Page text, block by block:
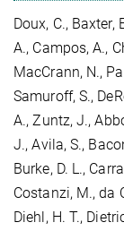
Doux, C., Baxter,
A., Campos, A.,
MacCrann, N.,
Samuroff, S.,
A., Zuntz, J.,
J., Avila, S.,
Burke, D. L.,
Costanzi, M., da
Diehl, H. T.,